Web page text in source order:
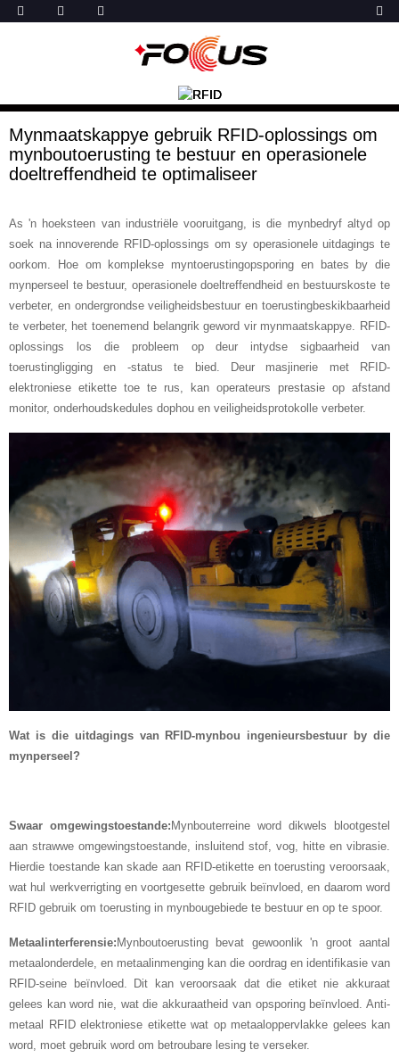
Mynmaatskappye gebruik RFID-oplossings om
mynboutoerusting te bestuur en operasionele
doeltreffendheid te optimaliseer
As 'n hoeksteen van industriële vooruitgang, is die mynbedryf altyd op
soek na innoverende RFID-oplossings om sy operasionele uitdagings te
oorkom. Hoe om komplekse myntoerustingopsporing en bates by die
mynperseel te bestuur, operasionele doeltreffendheid en bestuurskoste te
verbeter, en ondergrondse veiligheidsbestuur en toerustingbeskikbaarheid
te verbeter, het toenemend belangrik geword vir mynmaatskappye. RFID-
oplossings los die probleem op deur intydse sigbaarheid van
toerustingligging en -status te bied. Deur masjinerie met RFID-
elektroniese etikette toe te rus, kan operateurs prestasie op afstand
monitor, onderhoudskedules dophou en veiligheidsprotokolle verbeter.
Wat is die uitdagings van RFID-mynbou ingenieursbestuur by die
mynperseel?
Swaar omgewingstoestande: Mynbouterreine word dikwels blootgestel
aan strawwe omgewingstoestande, insluitend stof, vog, hitte en vibrasie.
Hierdie toestande kan skade aan RFID-etikette en toerusting veroorsaak,
wat hul werkverrigting en voortgesette gebruik beïnvloed, en daarom word
RFID gebruik om toerusting in mynbougebiede te bestuur en op te spoor.
Metaalinterferensie: Mynboutoerusting bevat gewoonlik 'n groot aantal
metaalonderdele, en metaalinmenging kan die oordrag en identifikasie van
RFID-seine beïnvloed. Dit kan veroorsaak dat die etiket nie akkuraat
gelees kan word nie, wat die akkuraatheid van opsporing beïnvloed. Anti-
metaal RFID elektroniese etikette wat op metaaloppervlakke gelees kan
word, moet gebruik word om betroubare lesing te verseker.